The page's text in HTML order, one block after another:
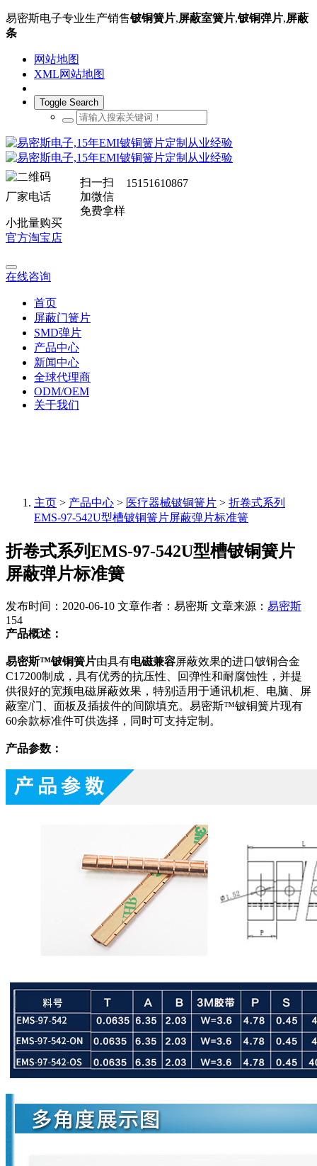
易密斯电子专业生产销售铍铜簧片,屏蔽室簧片,铍铜弹片,屏蔽
条
网站地图
XML网站地图
Toggle Search
扫一扫
加微信
免费拿样
15151610867
厂家电话
小批量购买
官方淘宝店
在线咨询
首页
屏蔽门簧片
SMD弹片
产品中心
新闻中心
全球代理商
ODM/OEM
关于我们
主页 > 产品中心 > 医疗器械铍铜簧片 > 折卷式系列
EMS-97-542U型槽铍铜簧片屏蔽弹片标准簧
折卷式系列EMS-97-542U型槽铍铜簧片
屏蔽弹片标准簧
发布时间：2020-06-10 文章作者：易密斯 文章来源： 易密斯
154
产品概述：
易密斯™铍铜簧片由具有电磁兼容屏蔽效果的进口铍铜合金
C17200制成，具有优秀的抗压性、回弹性和耐腐蚀性，并提
供很好的宽频电磁屏蔽效果，特别适用于通讯机柜、电脑、屏
蔽室/门、面板及插拔件的间隙填充。易密斯™铍铜簧片现有
60余款标准件可供选择，同时可支持定制。
产品参数：